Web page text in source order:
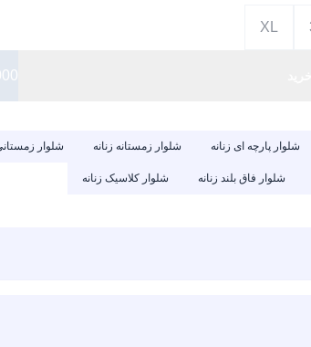
XL
شلوار پارچه ای زنانه شلوار زمستانه زنانه شلوار
شلوار فاق بلند زنانه شلوار کلاسیک زنانه